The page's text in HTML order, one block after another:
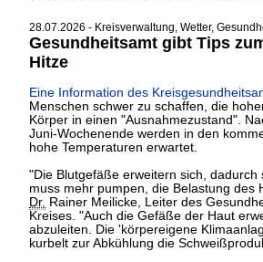
28.07.2026 - Kreisverwaltung, Wetter,
Gesundheitsamt gibt Tips
Hitze
Eine Information des
Menschen schwer zu schaffen, die
Körper in einen "Ausnahmezustand".
Juni-Wochenende werden in den
hohe Temperaturen erwartet.
"Die Blutgefäße erweitern sich,
muss mehr pumpen, die Belastung des
Dr. Rainer Meilicke, Leiter des
Kreises. "Auch die Gefäße der Haut
abzuleiten. Die 'körpereigene
kurbelt zur Abkühlung die